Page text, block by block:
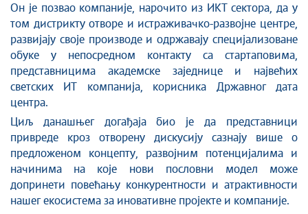
Он је позвао компаније, нарочито из ИКТ сектора, да у
том дистрикту отворе и истраживачко-развојне центре,
развијају своје производе и одржавају специјализоване
обуке у непосредном контакту са стартаповима,
представницима академске заједнице и највећих
светских ИТ компанија, корисника Државног дата
центра.
Циљ данашњег догађаја био је да представници
привреде кроз отворену дискусију сазнају више о
предложеном концепту, развојним потенцијалима и
начинима на које нови пословни модел може
допринети повећању конкурентности и атрактивности
нашег екосистема за иновативне пројекте и компаније.